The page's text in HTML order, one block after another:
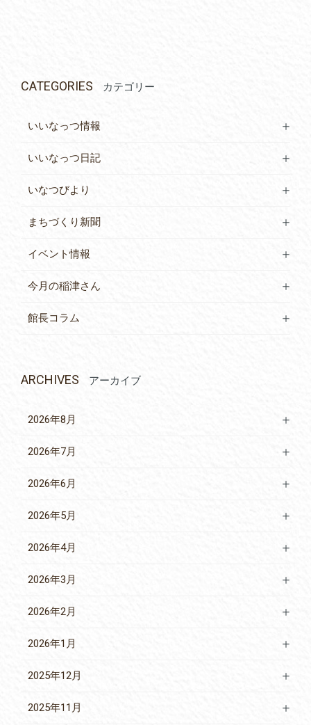
CATEGORIES カテゴリー
いいなっつ情報
いいなっつ日記
いなつびより
まちづくり新聞
イベント情報
今月の稲津さん
館長コラム
ARCHIVES アーカイブ
2026年8月
2026年7月
2026年6月
2026年5月
2026年4月
2026年3月
2026年2月
2026年1月
2025年12月
2025年11月